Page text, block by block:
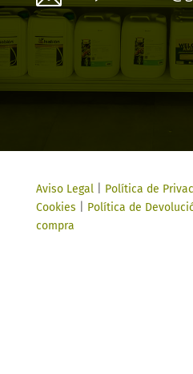
Aviso Legal| Política de
Cookies
Política de
compra